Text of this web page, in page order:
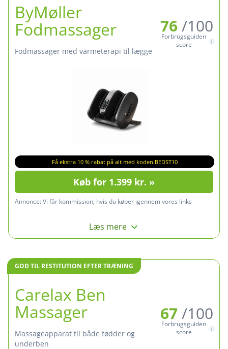
ByMøller
Fodmassager
Fodmassager med varmeterapi til lægge
76/100
Forbrugsguiden
score
Få ekstra 10 % rabat på alt med koden BEDST10
Køb for 1.399 kr. »
Annonce:Vi får kommission, hvis du køber igennem vores links
Læs mere
GOD TIL RESTITUTION EFTER TRÆNING
Carelax Ben
Massager
Massageapparat til både fødder og
underben
67/100
Forbrugsguiden
score